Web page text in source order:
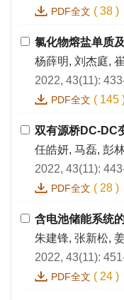
PDF全文 ( 38 )
氯化物熔盐单质
杨薛明, 刘杰庭,
2022, 43(11):
PDF全文 ( 145
双有源桥DC-DC
任皓妍, 马磊, 彭
2022, 43(11):
PDF全文 ( 28 )
含电池储能系统
朱建锋, 张新松,
2022, 43(11):
PDF全文 ( 24 )